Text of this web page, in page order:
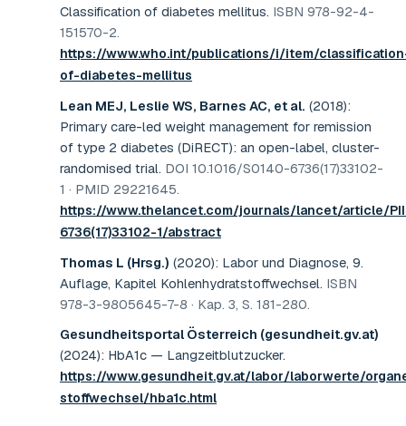
Classification of diabetes mellitus. ISBN 978-92-4-
151570-2.
https://www.who.int/publications/i/item/
of-diabetes-mellitus
Lean MEJ, Leslie WS, Barnes AC, et al. (2018):
Primary care-led weight management for remission
of type 2 diabetes (DiRECT): an open-label, cluster-
randomised trial. DOI 10.1016/S0140-6736(17)33102-
1 · PMID 29221645.
https://www.thelancet.com/journals/lancet/article/
6736(17)33102-1/abstract
Thomas L (Hrsg.) (2020): Labor und Diagnose, 9.
Auflage, Kapitel Kohlenhydratstoffwechsel. ISBN
978-3-9805645-7-8 · Kap. 3, S. 181-280.
Gesundheitsportal Österreich (gesundheit.gv.at)
(2024): HbA1c — Langzeitblutzucker.
https://www.gesundheit.gv.at/labor/laborwerte/
stoffwechsel/hba1c.html